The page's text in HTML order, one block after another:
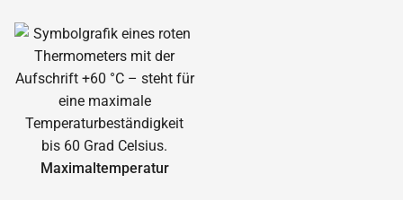
Maximal­temperatur